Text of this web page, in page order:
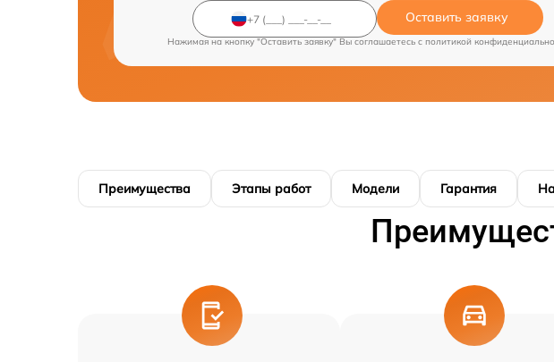
Оставить заявку
Нажимая на кнопку "Оставить заявку" Вы соглашаетесь c политикой
Преимущества Этапы работ Модели Гарантия